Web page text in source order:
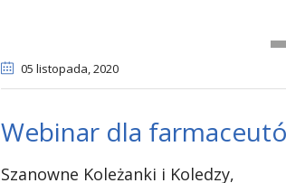
05 listopada, 2020
Webinar dla
Szanowne Koleżanki i Koledzy,